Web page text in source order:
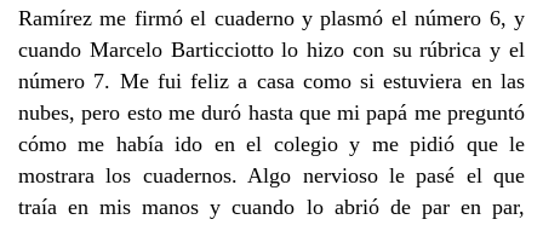
Ramírez me firmó el cuaderno y plasmó el número 6, y
cuando Marcelo Barticciotto lo hizo con su rúbrica y el
número 7. Me fui feliz a casa como si estuviera en las
nubes, pero esto me duró hasta que mi papá me preguntó
cómo me había ido en el colegio y me pidió que le
mostrara los cuadernos. Algo nervioso le pasé el que
traía en mis manos y cuando lo abrió de par en par,